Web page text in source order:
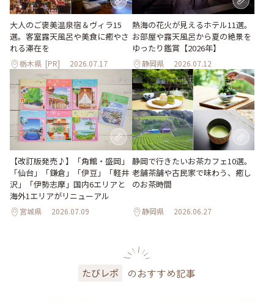
大人のご褒美温泉宿＆ヴィラ15
選。客室露天風呂や美食に癒やさ
れる滞在を
栃木県 [PR] 2026.07.17
熱海の花火が見えるホテル11選。
お部屋や露天風呂から夏の絶景を
ゆったり鑑賞【2026年】
静岡県 2026.07.12
【改訂版発売♪】「角館・盛岡」
「仙台」「鎌倉」「伊豆」「軽井
沢」「伊勢志摩」国内6エリアと
海外1エリアがリニューアル
宮城県 2026.07.09
静岡で行きたいお茶カフェ10選。
老舗茶舗や古民家で味わう、癒し
のお茶時間
静岡県 2026.06.27
たびレポ のおすすめ記事